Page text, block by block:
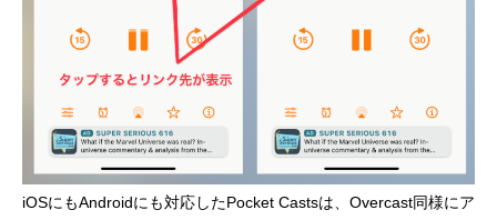
iOSにもAndroidにも対応したPocket Castsは、Overcast同様にア